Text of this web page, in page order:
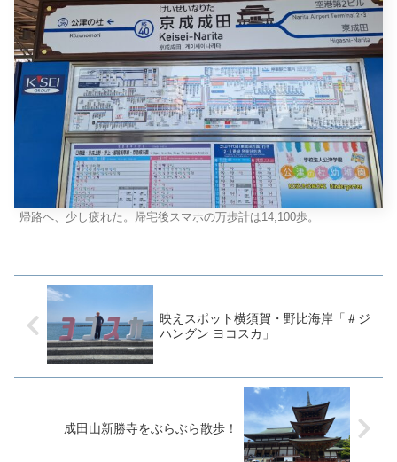
帰路へ、少し疲れた。帰宅後スマホの万歩計は14,100歩。
映えスポット横須賀・野比海岸「＃ジ
ハングン ヨコスカ」
成田山新勝寺をぶらぶら散歩！